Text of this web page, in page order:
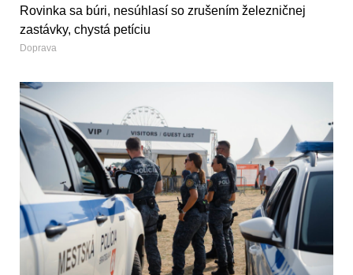
Rovinka sa búri, nesúhlasí so zrušením železničnej
zastávky, chystá petíciu
Doprava